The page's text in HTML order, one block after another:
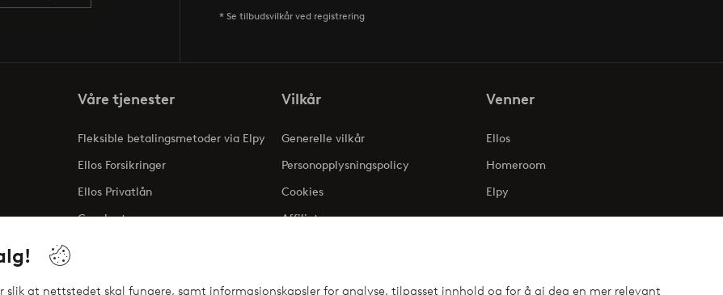
at nettstedet skal fungere, samt informasjonskapsler for analyse, tilpasset innhold og for å gi deg en mer relevant
* Se tilbudsvilkår ved registrering
Våre tjenester
Fleksible betalingsmetoder via Elpy
Ellos Forsikringer
Ellos Privatlån
Gavekort
Vilkår
Generelle vilkår
Personopplysningspolicy
Cookies
Affiliate
Venner
Ellos
Homeroom
Elpy